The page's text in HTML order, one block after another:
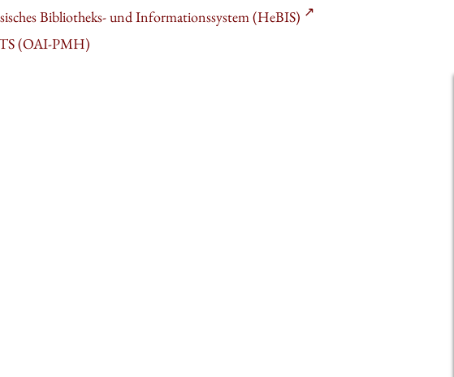
Bibliotheks- und Informationssystem (HeBIS)
(OAI-PMH)